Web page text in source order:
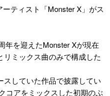
ティスト「Monster X」がス
年を迎えたMonster Xが現在
リミックス曲のみで構成した
スしていた作品で披露してい
コアをミックスした初期のぶ